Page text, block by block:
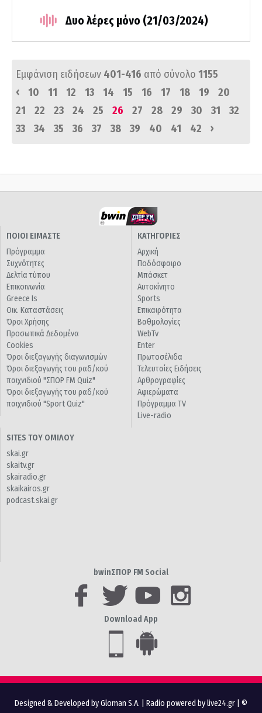
Δυο λέρες μόνο (21/03/2024)
Εμφάνιση ειδήσεων 401-416 από σύνολο 1155
‹
10 11 12 13 14 15 16 17 18 19
20
21
22 23 24 25 26 27 28 29 30 31
32
33
34 35 36 37 38 39 40 41 42 ›
ΠΟΙΟΙ ΕΙΜΑΣΤΕ
Πρόγραμμα
Συχνότητες
Δελτία τύπου
Επικοινωνία
Greece Is
Οικ. Καταστάσεις
Όροι Χρήσης
Προσωπικά Δεδομένα
Cookies
Όροι διεξαγωγής διαγωνισμών
Όροι διεξαγωγής του ραδ/κού
παιχνιδιού "ΣΠΟΡ FM Quiz"
Όροι διεξαγωγής του ραδ/κού
παιχνιδιού "Sport Quiz"
ΚΑΤΗΓΟΡΙΕΣ
Αρχική
Ποδόσφαιρο
Μπάσκετ
Αυτοκίνητο
Sports
Επικαιρότητα
Βαθμολογίες
WebTv
Enter
Πρωτοσέλιδα
Τελευταίες Ειδήσεις
Αρθρογραφίες
Αφιερώματα
Πρόγραμμα TV
Live-radio
SITES ΤΟΥ ΟΜΙΛΟΥ
skai.gr
skaitv.gr
skairadio.gr
skaikairos.gr
podcast.skai.gr
bwinΣΠΟΡ FM Social
Download App
Designed & Developed by Gloman S.A. Radio powered by live24.gr | ©